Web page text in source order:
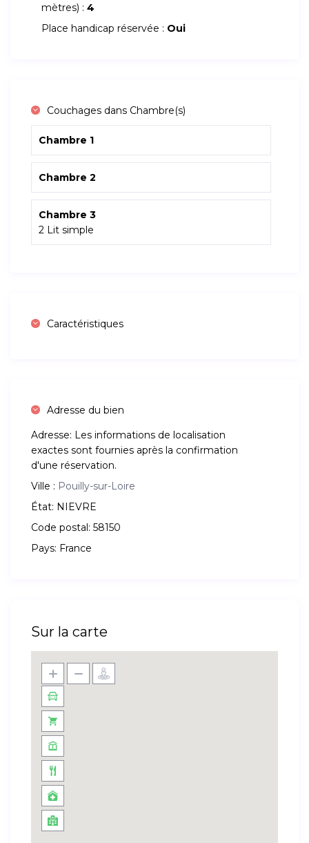
mètres) : 4
Place handicap réservée : Oui
Couchages dans Chambre(s)
Chambre 1
Chambre 2
Chambre 3
2 Lit simple
Caractéristiques
Adresse du bien
Adresse: Les informations de localisation
exactes sont fournies après la confirmation
d'une réservation.
Ville : Pouilly-sur-Loire
État: NIEVRE
Code postal: 58150
Pays: France
Sur la carte